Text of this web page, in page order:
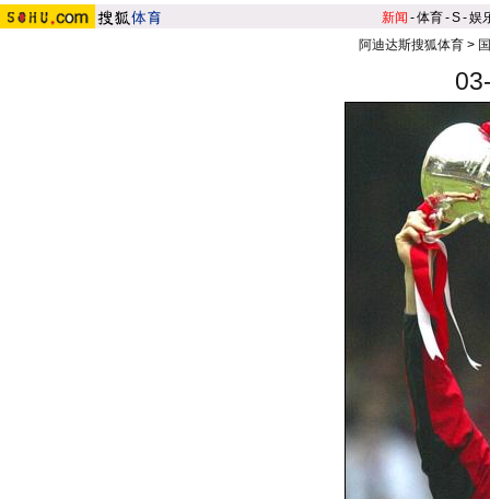
新闻 -体育-S-娱
阿迪达斯搜狐体育>